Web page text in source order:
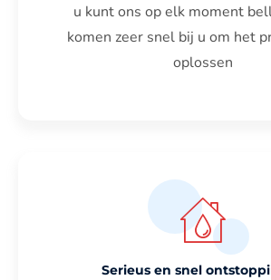
u kunt ons op elk moment
komen zeer snel bij u om het
oplossen
Serieus en snel